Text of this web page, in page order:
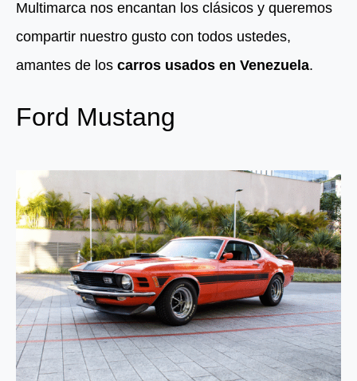
Multimarca nos encantan los clásicos y queremos
compartir nuestro gusto con todos ustedes,
amantes de los carros usados en Venezuela.
Ford Mustang